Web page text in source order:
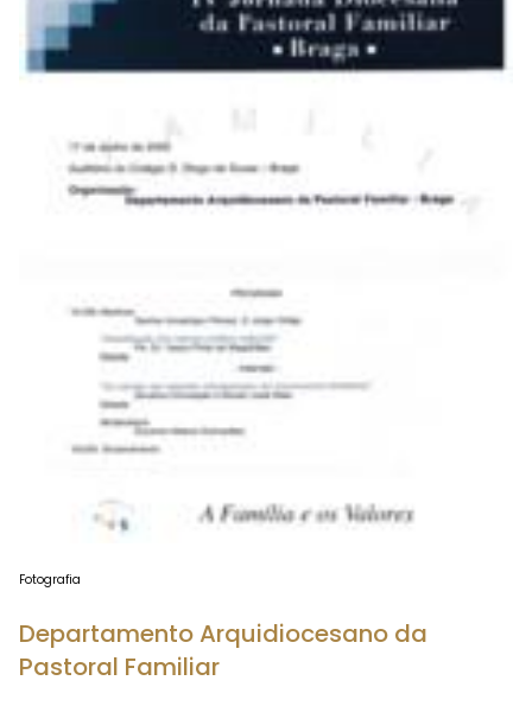
Fotografia
Departamento Arquidiocesano da
Pastoral Familiar